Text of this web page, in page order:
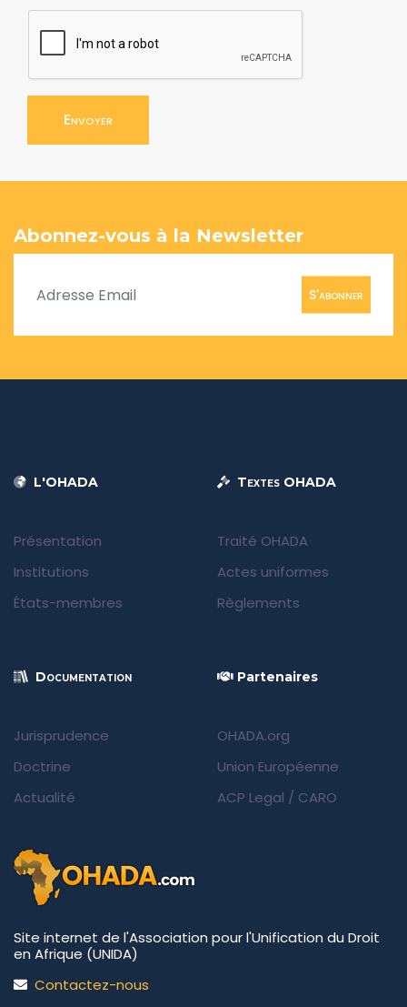
Envoyer
Abonnez-vous à la Newsletter
S'abonner
L'OHADA
Présentation
Institutions
États-membres
Textes OHADA
Traité OHADA
Actes uniformes
Règlements
Documentation
Jurisprudence
Doctrine
Actualité
Partenaires
OHADA.org
Union Européenne
ACP Legal / CARO
Site internet de l'Association pour l'Unification du Droit
en Afrique (UNIDA)
Contactez-nous